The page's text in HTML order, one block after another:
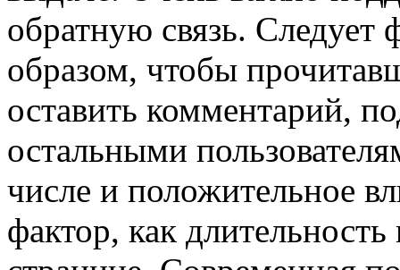
обратную связь. Следует
образом, чтобы
оставить комментарий,
остальными
числе и положительное
фактор, как